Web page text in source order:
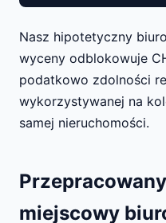
Nasz hipotetyczny
wyceny odblokowuje
podatkowo zdolności
wykorzystywanej na
samej nieruchomości.
miejscowy